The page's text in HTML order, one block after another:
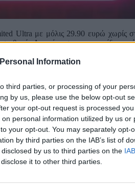
Information
third parties, or processing of your
by us, please use the below opt-out
your opt-out request is processed
personal information utilized by us or
your opt-out. You may separately opt-
by third parties on the IAB’s list of
by us to third parties on the
it to other third parties.
Ultra με μόλις 29.90 ευρώ
Λυπούμαστε που το είδαμε
ενεργοποιήσεις έως 22/07
Vodafone σταθερής στον ίδιο
συνθήκες, ενώ
τιμές με σήμανση «χωρίς Vodafone
σταθερής – κινητής, ΦΠΑ 24%
λήξη του συμβολαίου, θα